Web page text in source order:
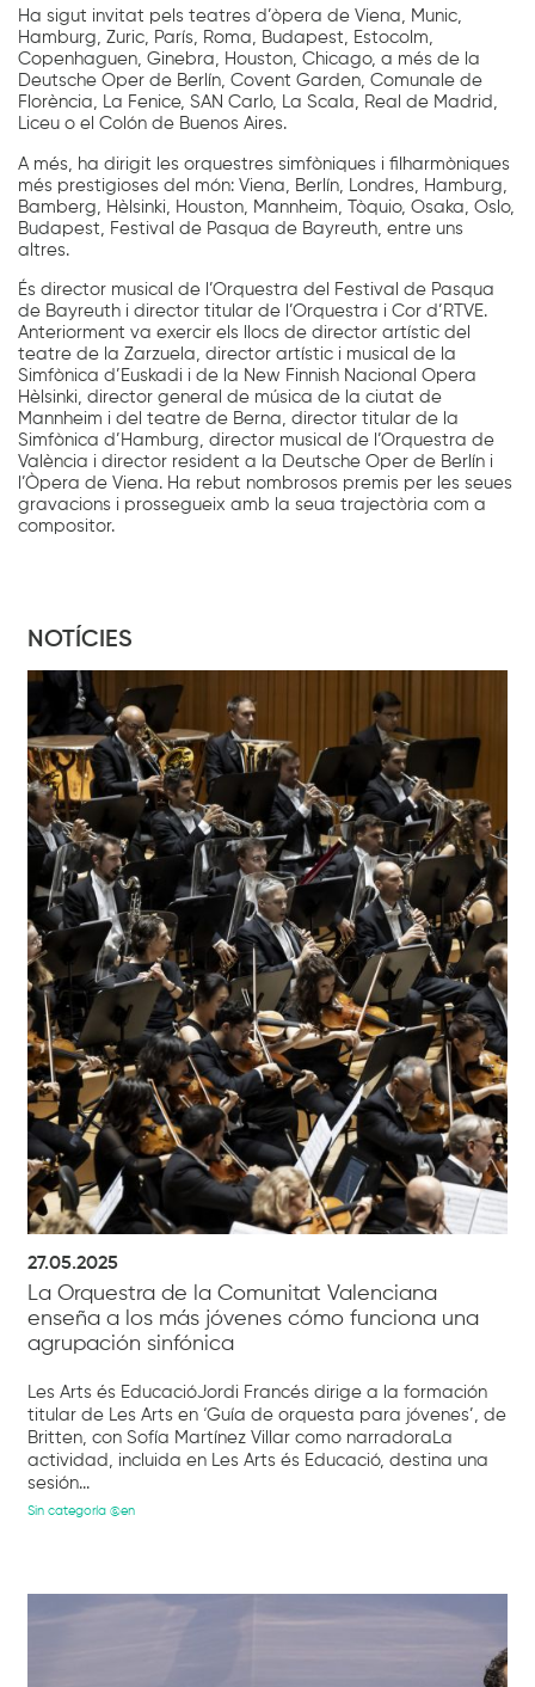
Ha sigut invitat pels teatres d’òpera de Viena, Munic,
Hamburg, Zuric, París, Roma, Budapest, Estocolm,
Copenhaguen, Ginebra, Houston, Chicago, a més de la
Deutsche Oper de Berlín, Covent Garden, Comunale de
Florència, La Fenice, SAN Carlo, La Scala, Real de Madrid,
Liceu o el Colón de Buenos Aires.
A més, ha dirigit les orquestres simfòniques i filharmòniques
més prestigioses del món: Viena, Berlín, Londres, Hamburg,
Bamberg, Hèlsinki, Houston, Mannheim, Tòquio, Osaka, Oslo,
Budapest, Festival de Pasqua de Bayreuth, entre uns
altres.
És director musical de l’Orquestra del Festival de Pasqua
de Bayreuth i director titular de l’Orquestra i Cor d’RTVE.
Anteriorment va exercir els llocs de director artístic del
teatre de la Zarzuela, director artístic i musical de la
Simfònica d’Euskadi i de la New Finnish Nacional Opera
Hèlsinki, director general de música de la ciutat de
Mannheim i del teatre de Berna, director titular de la
Simfònica d’Hamburg, director musical de l’Orquestra de
València i director resident a la Deutsche Oper de Berlín i
l’Òpera de Viena. Ha rebut nombrosos premis per les seues
gravacions i prossegueix amb la seua trajectòria com a
compositor.
NOTÍCIES
27.05.2025
La Orquestra de la Comunitat Valenciana
enseña a los más jóvenes cómo funciona una
agrupación sinfónica
Les Arts és EducacióJordi Francés dirige a la formación
titular de Les Arts en ‘Guía de orquesta para jóvenes’, de
Britten, con Sofía Martínez Villar como narradoraLa
actividad, incluida en Les Arts és Educació, destina una
sesión...
Sin categoría @en